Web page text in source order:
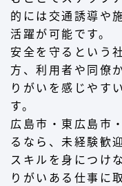
的には交通誘導や
活躍が可能です。
安全を守るという
方、利用者や同僚
りがいを感じやす
す。
広島市・東広島市
るなら、未経験歓
スキルを身につけ
りがいある仕事に